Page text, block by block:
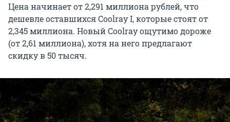
Цена начинает от 2,291 миллиона рублей, что
дешевле оставшихся Coolray I, которые стоят от
2,345 миллиона. Новый Coolray ощутимо дороже
(от 2,61 миллиона), хотя на него предлагают
скидку в 50 тысяч.